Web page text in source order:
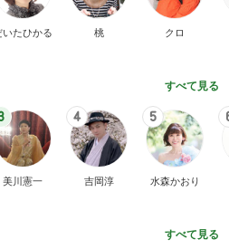
いたひかる 桃 クロ
すべて見る
美川憲一
4
吉岡淳
5
水森かおり
すべて見る